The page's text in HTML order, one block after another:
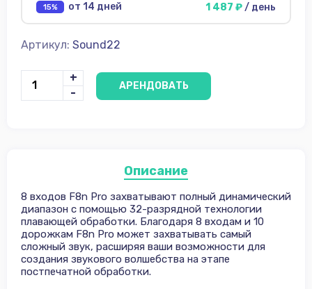
15% от 14 дней 1 487 ₽/ день
Артикул: Sound22
+
-
АРЕНДОВАТЬ
Описание
8 входов F8n Pro захватывают полный динамический
диапазон с помощью 32-разрядной технологии
плавающей обработки. Благодаря 8 входам и 10
дорожкам F8n Pro может захватывать самый
сложный звук, расширяя ваши возможности для
создания звукового волшебства на этапе
постпечатной обработки.